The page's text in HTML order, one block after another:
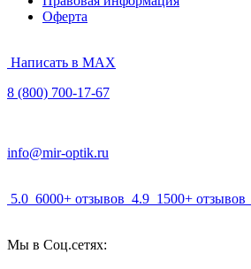
Оферта
Написать в MAX
8 (800) 700-17-67
info@mir-optik.ru
5.0 6000+ отзывов 4.9 1500+ отзывов
Мы в Соц.сетях: